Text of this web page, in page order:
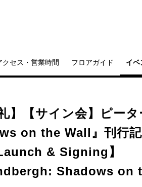
クセス・営業時間 フロアガイド イベ
礼】【サイン会】ピー
on the Wall』刊行
& Signing】
Shadows on